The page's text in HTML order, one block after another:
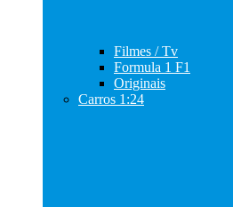
Filmes / Tv
Formula 1 F1
Originais
Carros 1:24